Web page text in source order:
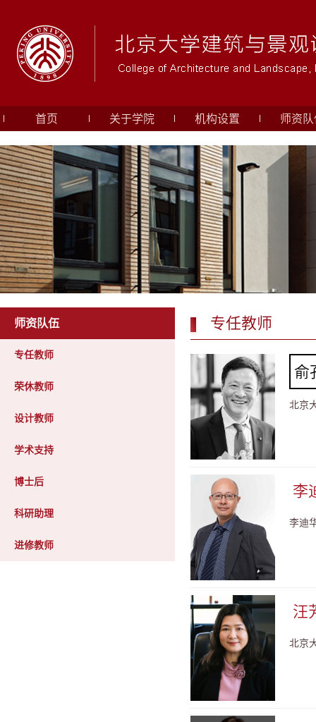
首页 关于学院 机构设置 师资队
师资队伍
专任教师
荣休教师
设计教师
学术支持
博士后
科研助理
进修教师
专任教师
俞
北京
李
李迪
汪
北京